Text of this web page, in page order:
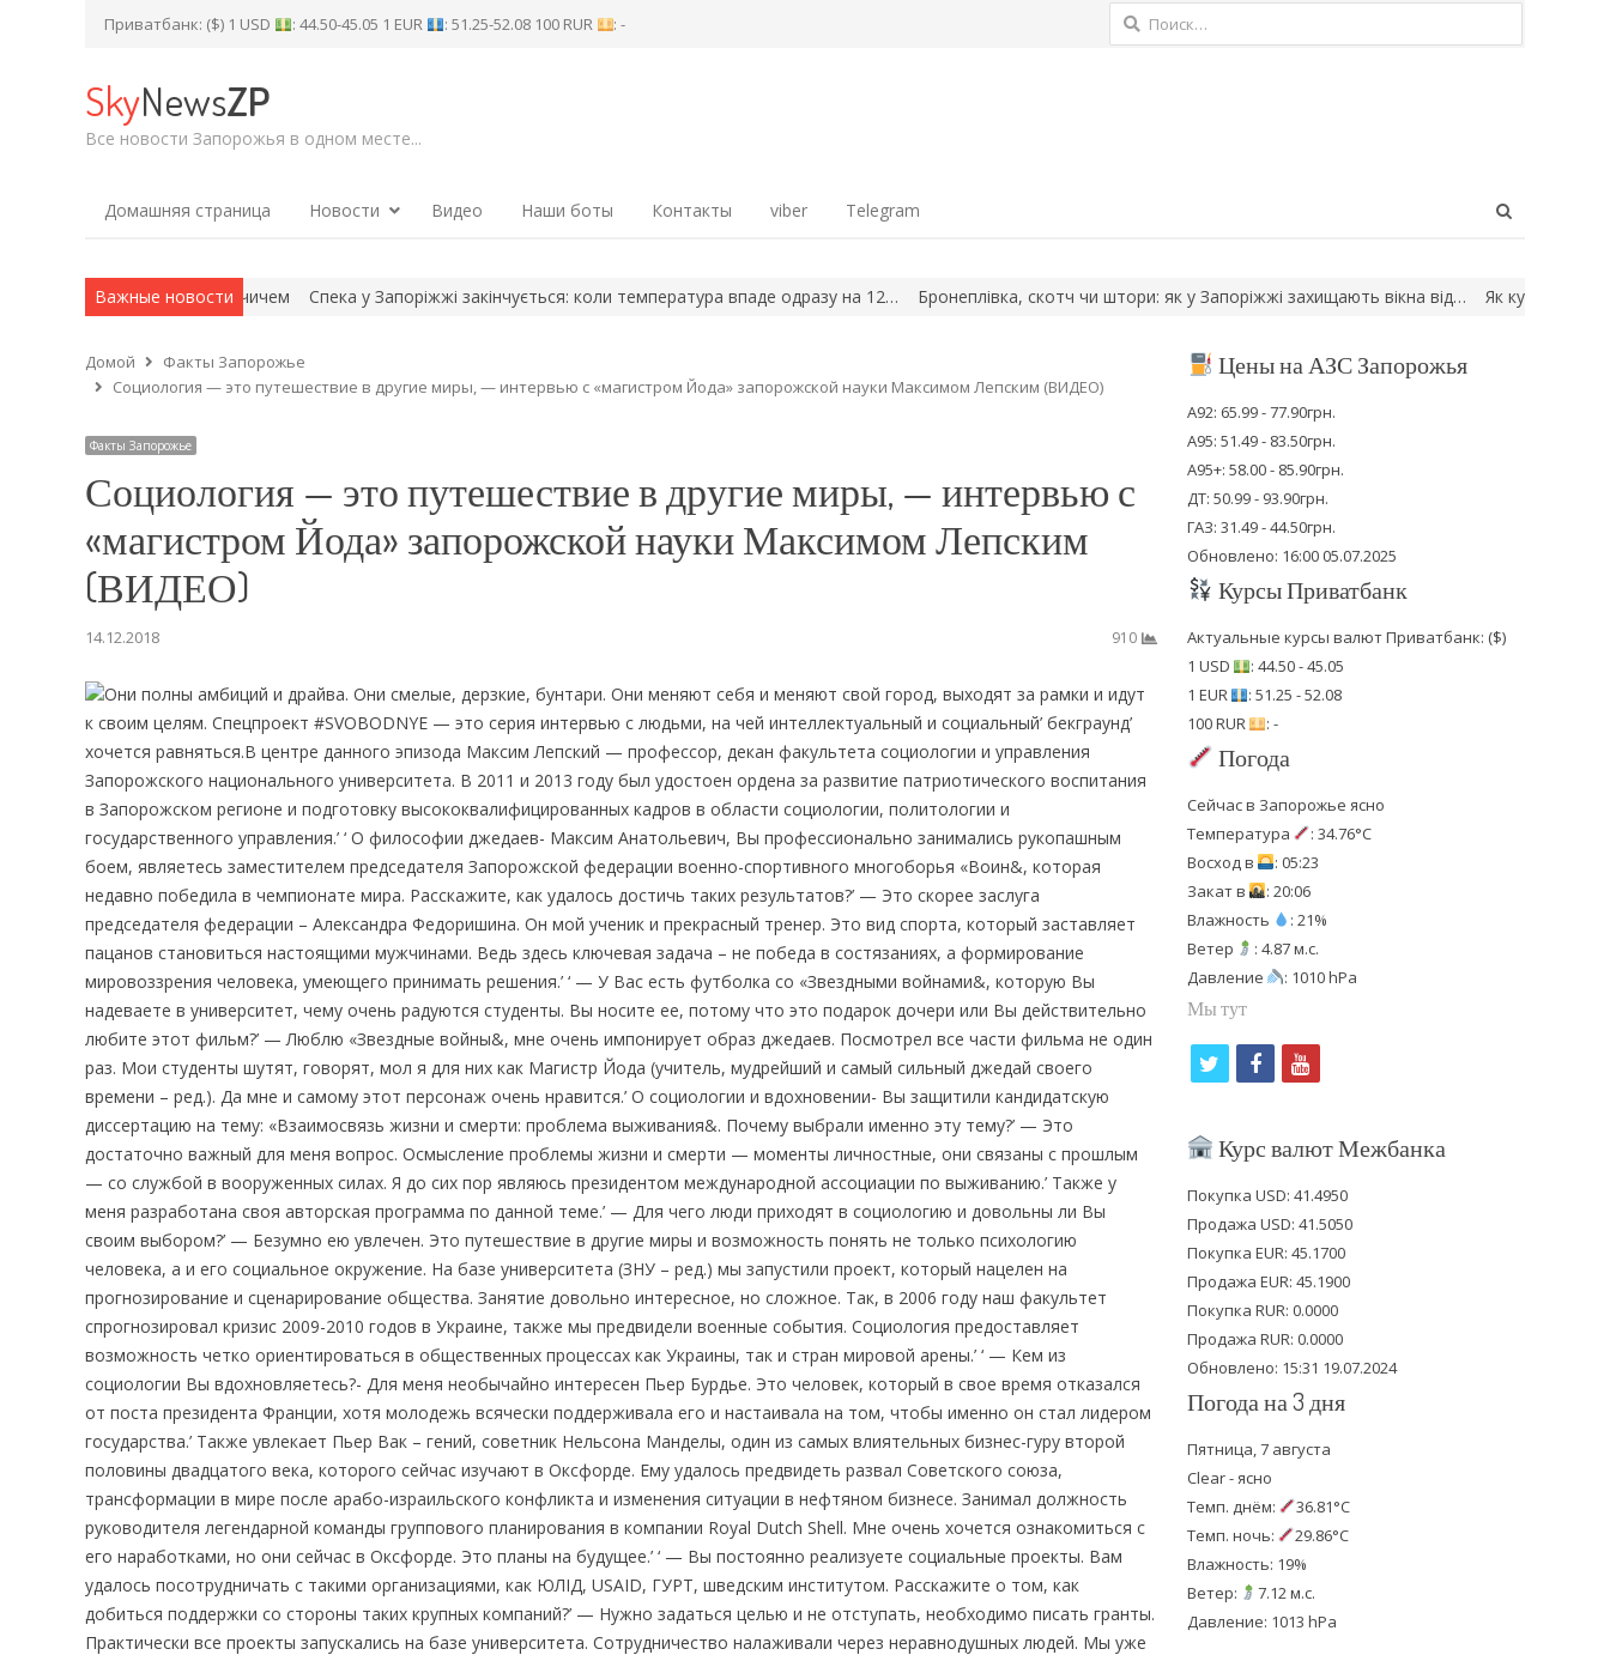
Приватбанк: ($) 1 USD : 44.50-45.05 1 EUR : 51.25-52.08 100 RUR : - Найти:
SkyNewsZP
Все новости Запорожья в одном месте...
Домашняя страница Новости Видео Наши боты Контакты viber Telegram
Важные новости
з Вучичем Спека у Запоріжжі закінчується: коли температура впаде одразу на 12… Бронеплівка, скотч чи штори: як у Запоріжжі захищають вікна від… Як курсують поїзди ввечері
Домой
Факты Запорожье
Социология — это путешествие в другие миры, — интервью с «магистром Йода» запорожской науки Максимом Лепским (ВИДЕО)
Факты Запорожье
Социология — это путешествие в другие миры, — интервью с
«магистром Йода» запорожской науки Максимом Лепским
(ВИДЕО)
14.12.2018 910
Они полны амбиций и драйва. Они смелые, дерзкие, бунтари. Они меняют себя и меняют свой город, выходят за рамки и идут
к своим целям. Спецпроект #SVOBODNYE — это серия интервью с людьми, на чей интеллектуальный и социальный’ бекграунд’
хочется равняться.В центре данного эпизода Максим Лепский — профессор, декан факультета социологии и управления
Запорожского национального университета. В 2011 и 2013 году был удостоен ордена за развитие патриотического воспитания
в Запорожском регионе и подготовку высококвалифицированных кадров в области социологии, политологии и
государственного управления.’ ‘ О философии джедаев- Максим Анатольевич, Вы профессионально занимались рукопашным
боем, являетесь заместителем председателя Запорожской федерации военно-спортивного многоборья «Воин&, которая
недавно победила в чемпионате мира. Расскажите, как удалось достичь таких результатов?’ — Это скорее заслуга
председателя федерации – Александра Федоришина. Он мой ученик и прекрасный тренер. Это вид спорта, который заставляет
пацанов становиться настоящими мужчинами. Ведь здесь ключевая задача – не победа в состязаниях, а формирование
мировоззрения человека, умеющего принимать решения.’ ‘ — У Вас есть футболка со «Звездными войнами&, которую Вы
надеваете в университет, чему очень радуются студенты. Вы носите ее, потому что это подарок дочери или Вы действительно
любите этот фильм?’ — Люблю «Звездные войны&, мне очень импонирует образ джедаев. Посмотрел все части фильма не один
раз. Мои студенты шутят, говорят, мол я для них как Магистр Йода (учитель, мудрейший и самый сильный джедай своего
времени – ред.). Да мне и самому этот персонаж очень нравится.’ О социологии и вдохновении- Вы защитили кандидатскую
диссертацию на тему: «Взаимосвязь жизни и смерти: проблема выживания&. Почему выбрали именно эту тему?’ — Это
достаточно важный для меня вопрос. Осмысление проблемы жизни и смерти — моменты личностные, они связаны с прошлым
— со службой в вооруженных силах. Я до сих пор являюсь президентом международной ассоциации по выживанию.’ Также у
меня разработана своя авторская программа по данной теме.’ — Для чего люди приходят в социологию и довольны ли Вы
своим выбором?’ — Безумно ею увлечен. Это путешествие в другие миры и возможность понять не только психологию
человека, а и его социальное окружение. На базе университета (ЗНУ – ред.) мы запустили проект, который нацелен на
прогнозирование и сценарирование общества. Занятие довольно интересное, но сложное. Так, в 2006 году наш факультет
спрогнозировал кризис 2009-2010 годов в Украине, также мы предвидели военные события. Социология предоставляет
возможность четко ориентироваться в общественных процессах как Украины, так и стран мировой арены.’ ‘ — Кем из
социологии Вы вдохновляетесь?- Для меня необычайно интересен Пьер Бурдье. Это человек, который в свое время отказался
от поста президента Франции, хотя молодежь всячески поддерживала его и настаивала на том, чтобы именно он стал лидером
государства.’ Также увлекает Пьер Вак – гений, советник Нельсона Манделы, один из самых влиятельных бизнес-гуру второй
половины двадцатого века, которого сейчас изучают в Оксфорде. Ему удалось предвидеть развал Советского союза,
трансформации в мире после арабо-израильского конфликта и изменения ситуации в нефтяном бизнесе. Занимал должность
руководителя легендарной команды группового планирования в компании Royal Dutch Shell. Мне очень хочется ознакомиться с
его наработками, но они сейчас в Оксфорде. Это планы на будущее.’ ‘ — Вы постоянно реализуете социальные проекты. Вам
удалось посотрудничать с такими организациями, как ЮЛІД, USАID, ГУРТ, шведским институтом. Расскажите о том, как
добиться поддержки со стороны таких крупных компаний?’ — Нужно задаться целью и не отступать, необходимо писать гранты.
Практически все проекты запускались на базе университета. Сотрудничество налаживали через неравнодушных людей. Мы уже
Цены на АЗС Запорожья
А92: 65.99 - 77.90грн.
А95: 51.49 - 83.50грн.
А95+: 58.00 - 85.90грн.
ДТ: 50.99 - 93.90грн.
ГАЗ: 31.49 - 44.50грн.
Обновлено: 16:00 05.07.2025
Курсы Приватбанк
Актуальные курсы валют Приватбанк: ($)
1 USD
: 44.50 - 45.05
1 EUR
: 51.25 - 52.08
100 RUR
: -
Погода
Сейчас в Запорожье ясно
Температура
: 34.76°C
Восход в
: 05:23
Закат в
: 20:06
Влажность
: 21%
Ветер
: 4.87 м.с.
Давление
: 1010 hPa
Мы тут
i
t
e
r
f
c
b
o
o
k
y
u
u
b
e
Курс валют Межбанка
Покупка USD: 41.4950
Продажа USD: 41.5050
Покупка EUR: 45.1700
Продажа EUR: 45.1900
Покупка RUR: 0.0000
Продажа RUR: 0.0000
Обновлено: 15:31 19.07.2024
Погода на 3 дня
Пятница, 7 августа
Clear - ясно
Темп. днём:
36.81°C
Темп. ночь:
29.86°C
Влажность: 19%
Ветер:
7.12 м.с.
Давление: 1013 hPa